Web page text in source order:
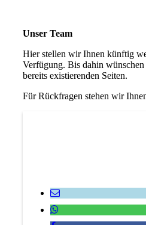
Unser Team
Hier stellen wir Ihnen künftig
Verfügung. Bis dahin
bereits existierenden Seiten.
Für Rückfragen stehen wir